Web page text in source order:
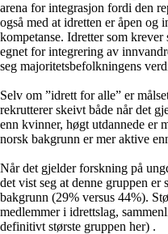
arena for integrasjon fordi den
også med at idretten er åpen og
kompetanse. Idretter som
egnet for integrering av
seg majoritetsbefolkningens
Selv om ”idrett for alle” er
rekrutterer skeivt både når det
enn kvinner, høgt utdannede er
norsk bakgrunn er mer aktive
Når det gjelder forskning på
det vist seg at denne gruppen
bakgrunn (29% versus 44%).
medlemmer i idrettslag,
definitivt største gruppen her) .